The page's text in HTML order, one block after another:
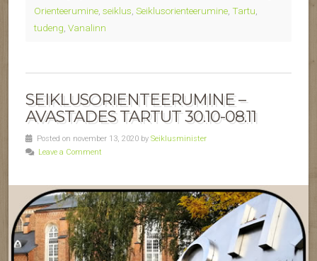
Orienteerumine seiklus Seiklusorienteerumine Tartu
tudeng Vanalinn
SEIKLUSORIENTEERUMINE –
AVASTADES TARTUT 30.10-08.11
Posted on november 13, 2020 by Seiklusminister
Leave a Comment